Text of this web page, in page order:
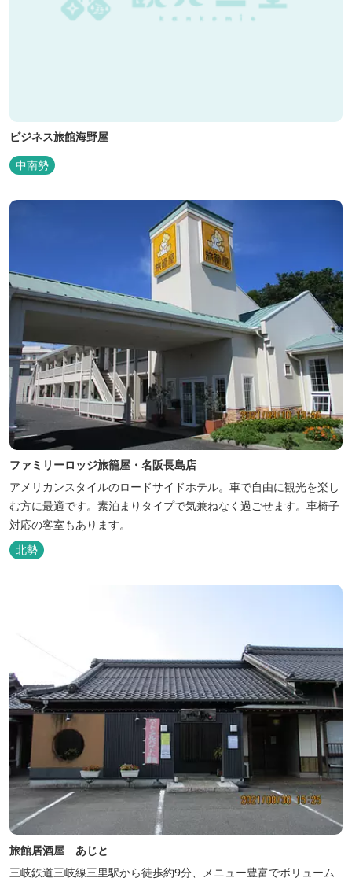
ビジネス旅館海野屋
中南勢
ファミリーロッジ旅籠屋・名阪長島店
アメリカンスタイルのロードサイドホテル。車で自由に観光を楽し
む方に最適です。素泊まりタイプで気兼ねなく過ごせます。車椅子
対応の客室もあります。
北勢
旅館居酒屋 あじと
三岐鉄道三岐線三里駅から徒歩約9分、メニュー豊富でボリューム